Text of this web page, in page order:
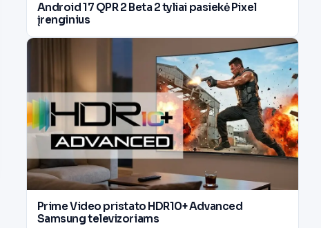
Android 17 QPR 2 Beta 2 tyliai pasiekė Pixel
įrenginius
Prime Video pristato HDR10+ Advanced
Samsung televizoriams